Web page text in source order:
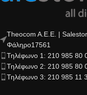
Theocom A.E.E. |
Φάληρο17561
Τηλέφωνο 1: 210 985 80
Τηλέφωνο 2: 210 985 80
Τηλέφωνο 3: 210 985 11